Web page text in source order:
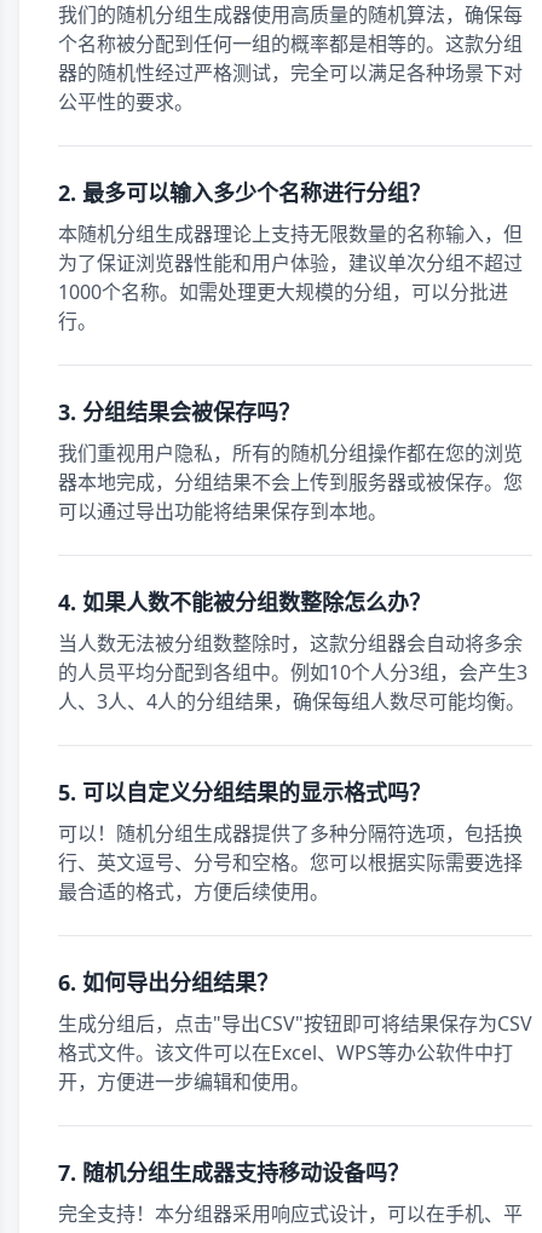
我们的随机分组生成器使用高质量的随机算法，确保每
个名称被分配到任何一组的概率都是相等的。这款分组
器的随机性经过严格测试，完全可以满足各种场景下对
公平性的要求。
2. 最多可以输入多少个名称进行分组？
本随机分组生成器理论上支持无限数量的名称输入，但
为了保证浏览器性能和用户体验，建议单次分组不超过
1000个名称。如需处理更大规模的分组，可以分批进
行。
3. 分组结果会被保存吗？
我们重视用户隐私，所有的随机分组操作都在您的浏览
器本地完成，分组结果不会上传到服务器或被保存。您
可以通过导出功能将结果保存到本地。
4. 如果人数不能被分组数整除怎么办？
当人数无法被分组数整除时，这款分组器会自动将多余
的人员平均分配到各组中。例如10个人分3组，会产生3
人、3人、4人的分组结果，确保每组人数尽可能均衡。
5. 可以自定义分组结果的显示格式吗？
可以！随机分组生成器提供了多种分隔符选项，包括换
行、英文逗号、分号和空格。您可以根据实际需要选择
最合适的格式，方便后续使用。
6. 如何导出分组结果？
生成分组后，点击"导出CSV"按钮即可将结果保存为CSV
格式文件。该文件可以在Excel、WPS等办公软件中打
开，方便进一步编辑和使用。
7. 随机分组生成器支持移动设备吗？
完全支持！本分组器采用响应式设计，可以在手机、平